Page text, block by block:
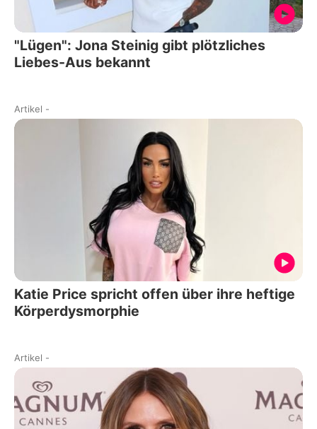
"Lügen": Jona Steinig gibt plötzliches
Liebes-Aus bekannt
Artikel -
Katie Price spricht offen über ihre heftige
Körperdysmorphie
Artikel -